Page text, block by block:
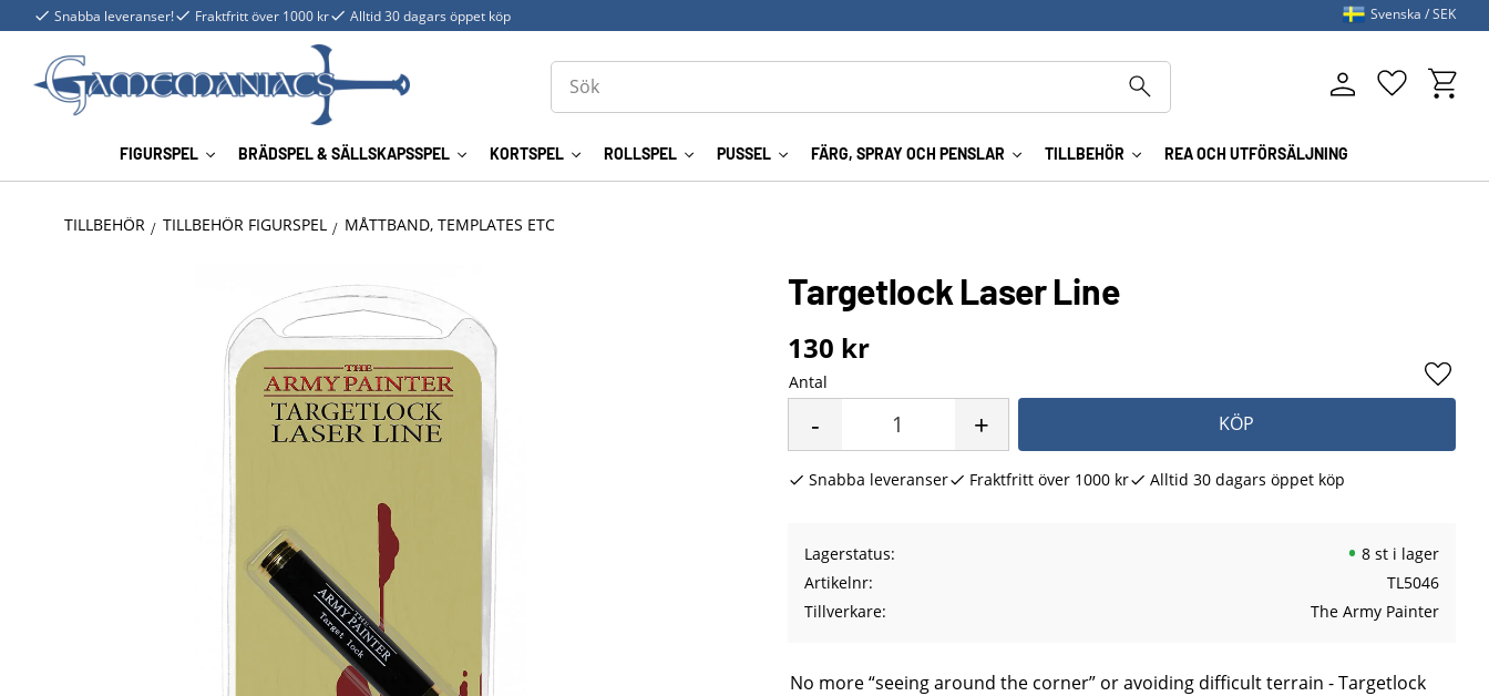
Snabba leveranser! Fraktfritt över 1000 kr Alltid 30 dagars öppet köp
FIGURSPEL BRÄDSPEL & SÄLLSKAPSSPEL KORTSPEL ROLLSPEL PUSSEL FÄRG, SPRAY OCH PENSLAR TILLBEHÖR REA OCH UTFÖRSÄLJNING
Favoriter
Svenska SEK
TILLBEHÖR TILLBEHÖR FIGURSPEL MÅTTBAND, TEMPLATES ETC
Targetlock Laser Line
130 kr
Antal
+
- KÖP
Lägg
Snabba leveranser Fraktfritt över 1000 kr Alltid 30 dagars öppet köp
Lagerstatus
8 st i lager
Artikelnr
TL5046
Tillverkare
The Army Painter
No more “seeing around the corner” or avoiding difficult terrain - Targetlock